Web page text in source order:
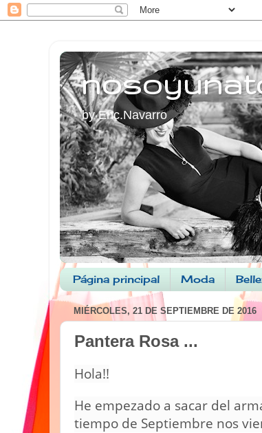
by Enc.Navarro
Página principal Moda
MIÉRCOLES, 21 DE SEPTIEMBRE DE 2016
Pantera Rosa ...
Hola!!
He empezado a sacar del
tiempo de Septiembre nos